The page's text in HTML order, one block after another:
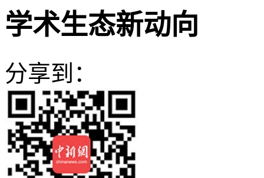
学术生态新动向
分享到：